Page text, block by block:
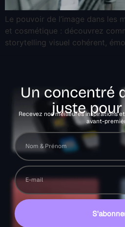
Le pouvoir de l’image dans les
et cosmétique : découvrez
storytelling visuel cohérent,
Un concentré
juste
Recevez nos meilleures inspirations
avant-